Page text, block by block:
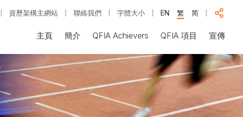
資歷架構主網站 聯絡我們 字體大小 EN 繁 简
主頁 簡介 QFIA Achievers QFIA 項目 宣傳